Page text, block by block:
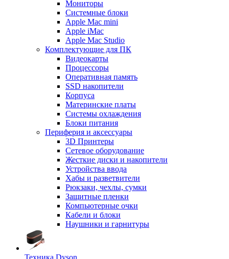
Мониторы
Системные блоки
Apple Mac mini
Apple iMac
Apple Mac Studio
Комплектующие для ПК
Видеокарты
Процессоры
Оперативная память
SSD накопители
Корпуса
Материнские платы
Системы охлаждения
Блоки питания
Периферия и аксессуары
3D Принтеры
Сетевое оборудование
Жесткие диски и накопители
Устройства ввода
Хабы и разветвители
Рюкзаки, чехлы, сумки
Защитные пленки
Компьютерные очки
Кабели и блоки
Наушники и гарнитуры
Техника Dyson